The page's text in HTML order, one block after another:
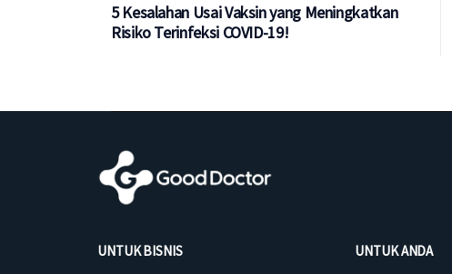
5 Kesalahan Usai Vaksin yang Meningkatkan
Risiko Terinfeksi COVID-19!
UNTUK BISNIS UNTUK ANDA